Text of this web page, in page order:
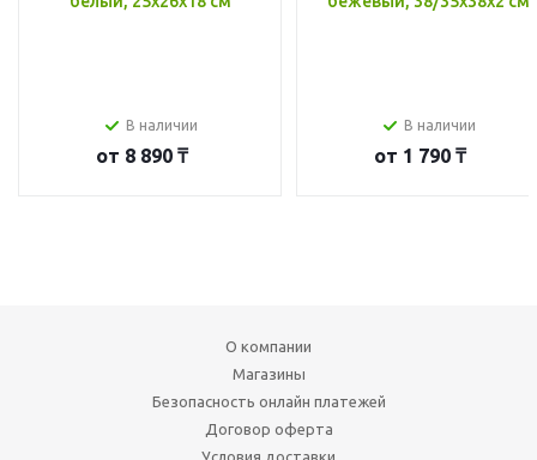
В наличии
от 8 890 ₸
В наличии
от 1 790 ₸
О компании
Магазины
Безопасность онлайн платежей
Договор оферта
Условия доставки